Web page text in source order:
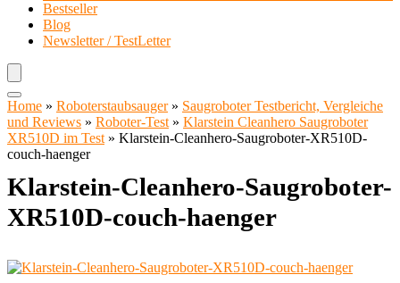
Bestseller
Blog
Newsletter / TestLetter
Home » Roboterstaubsauger» Saugroboter Testbericht, Vergleiche
und Reviews » Roboter-Test » Klarstein Cleanhero Saugroboter
XR510D im Test » Klarstein-Cleanhero-Saugroboter-XR510D-
couch-haenger
Klarstein-Cleanhero-Saugroboter-
XR510D-couch-haenger